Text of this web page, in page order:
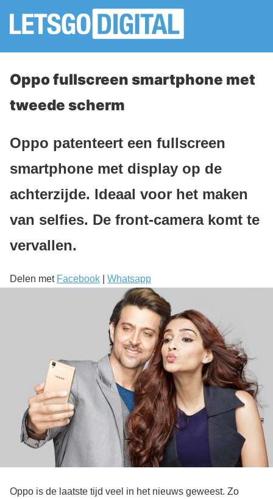
Oppo fullscreen smartphone met
tweede scherm
Oppo patenteert een fullscreen
smartphone met display op de
achterzijde. Ideaal voor het maken
van selfies. De front-camera komt te
vervallen.
Delen met Facebook Whatsapp
Oppo is de laatste tijd veel in het nieuws geweest. Zo